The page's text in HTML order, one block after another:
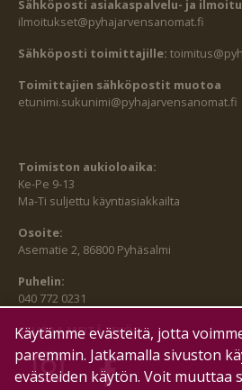
Sähköposti asiakaspalvelu- ja
ilmoitukset@pyhajarvensanomat.fi
Sähköposti toimittajille:
Toimittajien sähköpostit muotoa
etunimi.sukunimi@pyhajarvensanomat.fi
Toimiston aukioloaika:
Ke-Pe 9-13
Ma-Ti suljettu käyntiasiakkailta
Osoite:
Asematie 2, 86800 Pyhäsalmi
Puhelin:
040 772 0231
SEURAA MEITÄ MYÖS:
Käytämme evästeitä, jotta
paremmin. Jatkamalla sivuston
evästeiden käytön. Voit muuttaa